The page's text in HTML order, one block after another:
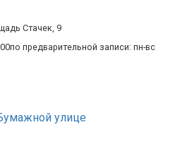
Стачек, 9
предварительной записи: пн-вс
улице